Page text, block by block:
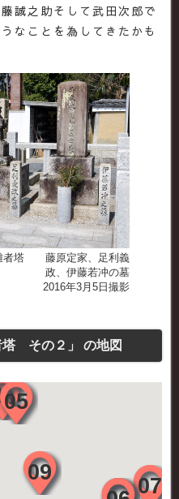
誠之助そして武田次郎で
なことを為してきたかも
者塔 藤原定家、足利義
政、伊藤若冲の墓
2016年3月5日撮影
塔 その２」 の地図